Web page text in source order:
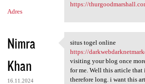
Adres
https://
Nimra
Khan
16.11.2024
situs togel online
situs togel online
https://
visiting your blog once
for me. Well this article that
therefore long. i want this